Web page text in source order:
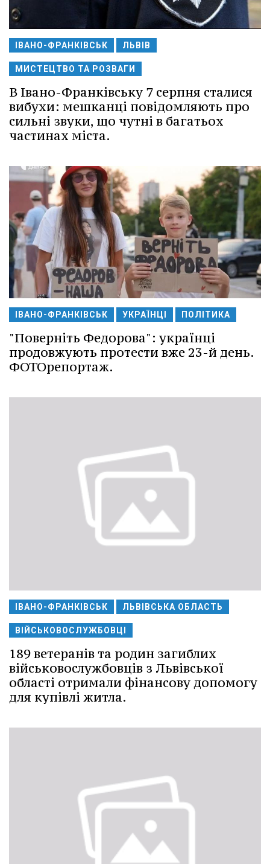
ІВАНО-ФРАНКІВСЬК ЛЬВІВ
МИСТЕЦТВО ТА РОЗВАГИ
В Івано-Франківську 7 серпня сталися
вибухи: мешканці повідомляють про
сильні звуки, що чутні в багатьох
частинах міста.
ІВАНО-ФРАНКІВСЬК УКРАЇНЦІ ПОЛІТИКА
"Поверніть Федорова": українці
продовжують протести вже 23-й день.
ФОТОрепортаж.
ІВАНО-ФРАНКІВСЬК ЛЬВІВСЬКА ОБЛАСТЬ
ВІЙСЬКОВОСЛУЖБОВЦІ
189 ветеранів та родин загиблих
військовослужбовців з Львівської
області отримали фінансову допомогу
для купівлі житла.